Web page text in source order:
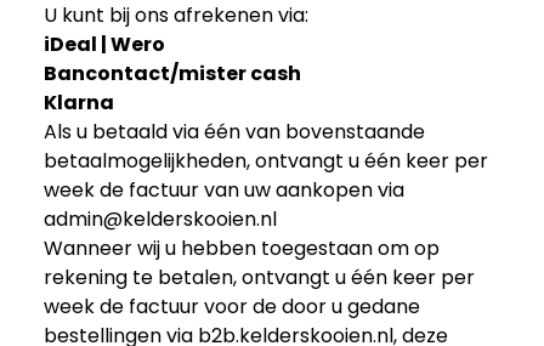
U kunt bij ons afrekenen via:
iDeal | Wero
Bancontact/mister cash
Klarna
Als u betaald via één van bovenstaande
betaalmogelijkheden, ontvangt u één keer per
week de factuur van uw aankopen via
admin@kelderskooien.nl
Wanneer wij u hebben toegestaan om op
rekening te betalen, ontvangt u één keer per
week de factuur voor de door u gedane
bestellingen via b2b.kelderskooien.nl, deze